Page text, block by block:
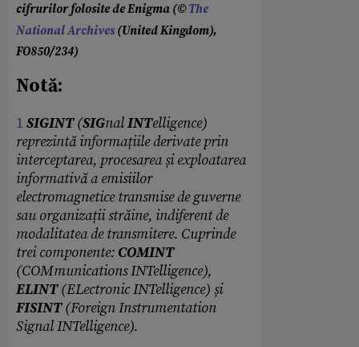
cifrurilor folosite de Enigma (©The
National Archives(United Kingdom),
FO850/234)
Notă:
1 SIGINT(SIGnalINTelligence)
reprezintăinformațiile derivate prin
interceptarea, procesarea și exploatarea
informativă a emisiilor
electromagnetice transmise de guverne
sau organizații străine, indiferent de
modalitatea de transmitere. Cuprinde
trei componente: COMINT
(COMmunications INTelligence),
ELINT(ELectronic INTelligence) și
FISINT(Foreign Instrumentation
Signal INTelligence).